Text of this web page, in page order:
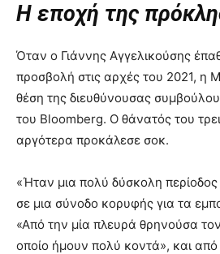
Η εποχή της
Όταν ο Γιάννης Αγγελικούσης
προσβολή στις αρχές του 2021, η
θέση της διευθύνουσας
του Bloomberg. Ο θάνατός του
αργότερα προκάλεσε σοκ.
«Ήταν μια πολύ δύσκολη περίοδος
σε μια σύνοδο κορυφής για τα
«Από την μία πλευρά θρηνούσα
οποίο ήμουν πολύ κοντά», και